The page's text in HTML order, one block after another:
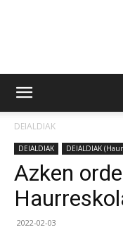
DEIALDIAK
DEIALDIAK DEIALDIAK
Azken
2022-02-03